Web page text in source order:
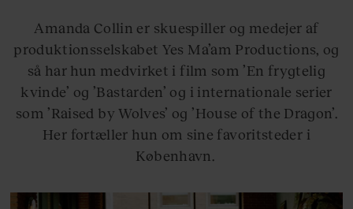
Amanda Collin er skuespiller og medejer af
produktionsselskabet Yes Ma’am Productions, og
så har hun medvirket i film som ’En frygtelig
kvinde’ og ’Bastarden’ og i internationale serier
som ’Raised by Wolves’ og ’House of the Dragon’.
Her fortæller hun om sine favoritsteder i
København.